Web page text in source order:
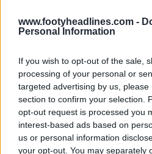
www.footyheadlines.com -
Personal Information
If you wish to opt-out of the sale,
processing of your personal or
targeted advertising by us,
section to confirm your selection.
opt-out request is processed you
interest-based ads based on
us or personal information
your opt-out. You may separately